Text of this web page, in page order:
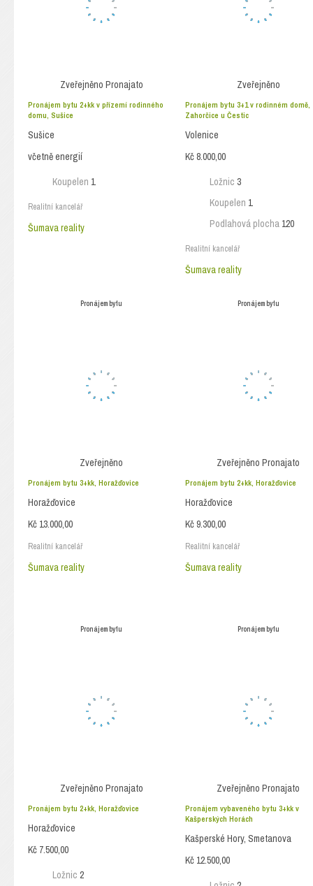
Zveřejněno Pronajato
Pronájem bytu 2+kk v přízemí rodinného
domu, Sušice
Sušice
včetně energií
Koupelen 1
Realitní kancelář
Šumava reality
Zveřejněno
Pronájem bytu 3+1 v rodinném domě,
Zahorčice u Čestic
Volenice
Kč 8.000,00
Ložnic 3
Koupelen 1
Podlahová plocha 120
Realitní kancelář
Šumava reality
Pronájem bytu
Zveřejněno
Pronájem bytu 3+kk, Horažďovice
Horažďovice
Kč 13.000,00
Realitní kancelář
Šumava reality
Pronájem bytu
ZveřejněnoPronajato
Pronájem bytu 2+kk, Horažďovice
Horažďovice
Kč 9.300,00
Realitní kancelář
Šumava reality
Pronájem bytu
Zveřejněno Pronajato
Pronájem bytu 2+kk, Horažďovice
Horažďovice
Kč 7.500,00
Ložnic 2
Pronájem bytu
ZveřejněnoPronajato
Pronájem vybaveného bytu 3+kk v
Kašperských Horách
Kašperské Hory, Smetanova
Kč 12.500,00